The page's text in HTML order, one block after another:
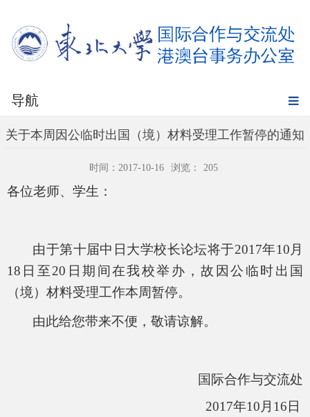
导航
关于本周因公临时出国（境）材料受理工作暂停的通知
时间：2017-10-16 浏览： 205
各位老师、学生：
由于第十届中日大学校长论坛将于2017年10 月
18 日至20 日期间在我校举办，故因公临时出国
（境）材料受理工作本周暂停。
由此给您带来不便，敬请谅解。
国际合作与交流处
2017年10 月 16 日